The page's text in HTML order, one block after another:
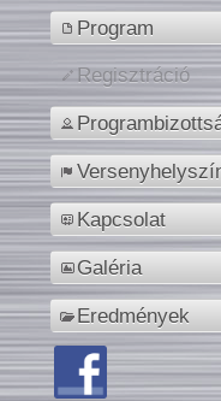
Program
Regisztráció
Kapcsolat
Galéria
Eredmények